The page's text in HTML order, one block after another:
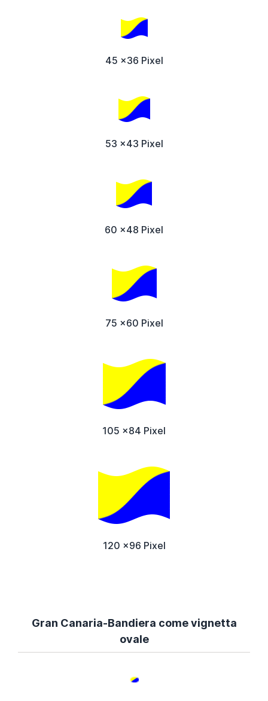
45 x36 Pixel
53 x43 Pixel
60 x48 Pixel
75 x60 Pixel
105 x84 Pixel
120 x96 Pixel
Gran Canaria-Bandiera come vignetta
ovale